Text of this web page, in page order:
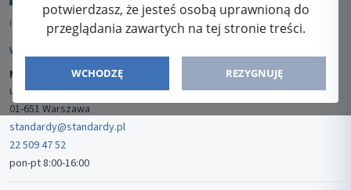
potwierdzasz, że jesteś osobą uprawnioną do
przeglądania zawartych na tej stronie treści.
WCHODZĘ REZYGNUJĘ
ISSN: 2080-5438
WYDAWCA
Media-Press Sp. z o.o.
ul. Gwiaździsta 7B/8
01-651 Warszawa
standardy@standardy.pl
22 509 47 52
pon-pt 8:00-16:00